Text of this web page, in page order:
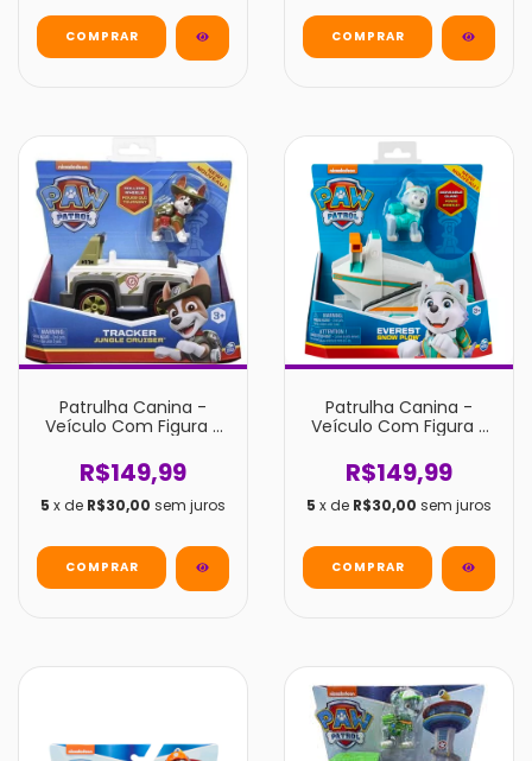
Patrulha Canina -
Veículo Com Figura -
R$149,99
5 x de R$30,00 sem juros
Patrulha Canina -
Veículo Com Figura -
R$149,99
5 x de R$30,00 sem juros